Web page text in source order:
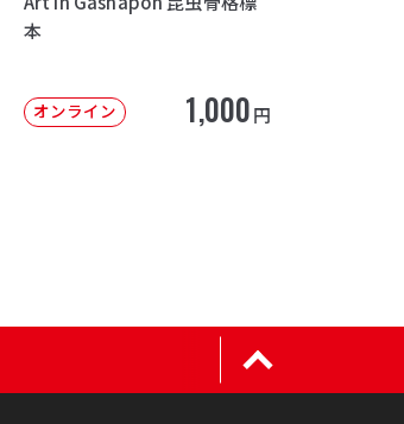
本
オンライン 1,000円